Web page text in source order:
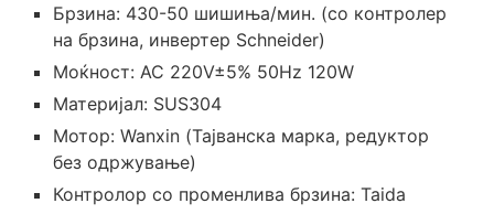
Брзина: 430-50 шишиња/мин. (со контролер
на брзина, инвертер Schneider)
Моќност: AC 220V±5% 50Hz 120W
Материјал: SUS304
Мотор: Wanxin (Тајванска марка, редуктор
без одржување)
Контролор со променлива брзина: Taida